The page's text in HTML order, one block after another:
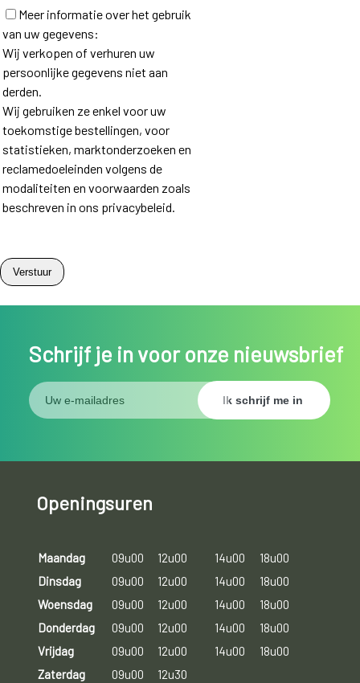
Meer informatie over het gebruik
van uw gegevens:
Wij verkopen of verhuren uw
persoonlijke gegevens niet aan
derden.
Wij gebruiken ze enkel voor uw
toekomstige bestellingen, voor
statistieken, marktonderzoeken en
reclamedoeleinden volgens de
modaliteiten en voorwaarden zoals
beschreven in ons privacybeleid.
Schrijf je in voor onze nieuwsbrief
Openingsuren
Maandag 09u00 12u00 14u00
18u00
Dinsdag
09u00 12u00 14u00
18u00
Woensdag
09u00 12u00 14u00
18u00
Donderdag
09u00 12u00 14u00
18u00
Vrijdag
09u00 12u00 14u00
18u00
Zaterdag
09u00
12u30